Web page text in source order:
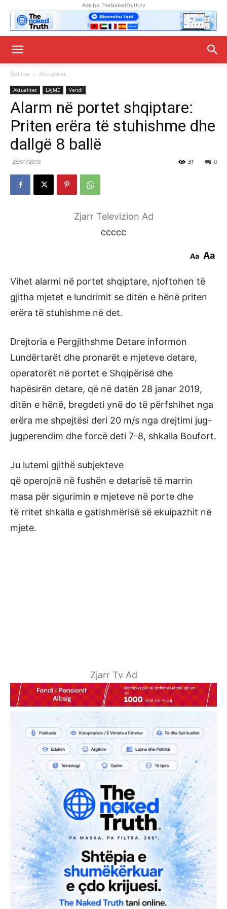
Ads for TheNakedTruth.tv
Ballina Aktualitet
Aktualitet LAJME Vendi
Alarm në portet shqiptare:
Priten erëra të stuhishme dhe
dallgë 8 ballë
26/01/2019 0
31
Zjarr Televizion Ad
ccccc
Aa Aa
Vihet alarmi në portet shqiptare, njoftohen të
gjitha mjetet e lundrimit se ditën e hënë priten
erëra të stuhishme në det.
Drejtoria e Pergjithshme Detare informon
Lundërtarët dhe pronarët e mjeteve detare,
operatorët në portet e Shqipërisë dhe
hapësirën detare, që në datën 28 janar 2019,
ditën e hënë, bregdeti ynë do të përfshihet nga
erëra me shpejtësi deri 20 m/s nga drejtimi jug-
jugperendim dhe forcë deti 7-8, shkalla Boufort.
Ju lutemi gjithë subjekteve
që operojnë në fushën e detarisë të marrin
masa për sigurimin e mjeteve në porte dhe
të rritet shkalla e gatishmërisë së ekuipazhit në
mjete.
Zjarr Tv Ad